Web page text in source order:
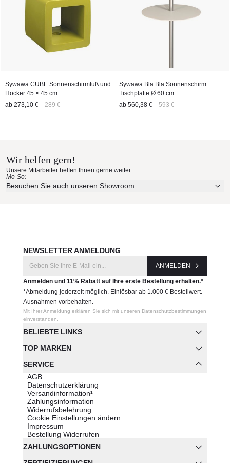
Sywawa CUBE Sonnenschirmfuß und
Hocker 45 × 45 cm
ab 273,10 € 289 €
Sywawa Bla Bla Sonnenschirm
Tischplatte Ø 60 cm
ab 560,38 € 593 €
Wir helfen gern!
Unsere Mitarbeiter helfen Ihnen gerne weiter:
Mo-So: -
Besuchen Sie auch unseren Showroom
BELIEBTE LINKS
TOP MARKEN
SERVICE
AGB
Datenschutzerklärung
Versandinformation¹
Zahlungsinformation
Widerrufsbelehrung
Cookie Einstellungen ändern
Impressum
Bestellung Widerrufen
NEWSLETTER ANMELDUNG
ANMELDEN
Anmelden und 11% Rabatt auf Ihre erste Bestellung erhalten.*
*Abmeldung jederzeit möglich. Einlösbar ab 1.000 € Bestellwert.
Ausnahmen vorbehalten.
Mit Ihrer Anmeldung erklären Sie sich mit unseren Datenschutzbestimmungen
einverstanden.
ZAHLUNGSOPTIONEN